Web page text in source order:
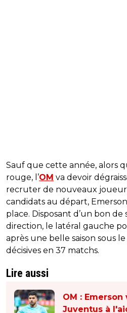
Sauf que cette année, alors
rouge, l’OM va devoir
recruter de nouveaux
candidats au départ,
place. Disposant d’un bon de
direction, le latéral gauche
après une belle saison sous
décisives en 37 matchs.
Lire aussi
OM :
Juventus à